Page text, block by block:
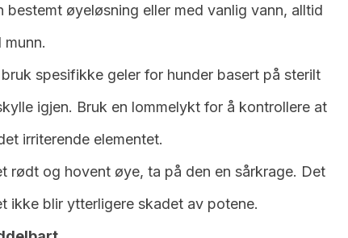
bestemt øyeløsning eller med vanlig vann, alltid
spesifikke geler for hunder basert på sterilt
igjen. Bruk en lommelykt for å kontrollere at
irriterende elementet.
rødt og hovent øye, ta på den en sårkrage. Det
ikke blir ytterligere skadet av potene.